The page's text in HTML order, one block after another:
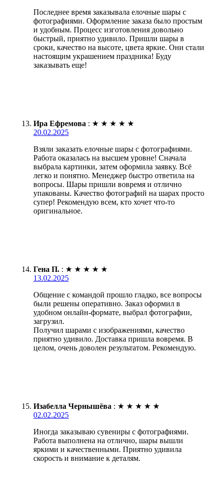
Последнее время заказывала елочные шары с
фотографиями. Оформление заказа было простым
и удобным. Процесс изготовления довольно
быстрый, приятно удивило. Пришли шары в
сроки, качество на высоте, цвета яркие. Они стали
настоящим украшением праздника! Буду
заказывать еще!
Ира Ефремова : ★ ★ ★ ★ ★
20.02.2025
Взяли заказать елочные шары с фотографиями.
Работа оказалась на высшем уровне! Сначала
выбрала картинки, затем оформила заявку. Всё
легко и понятно. Менеджер быстро ответила на
вопросы. Шары пришли вовремя и отлично
упакованы. Качество фотографий на шарах просто
супер! Рекомендую всем, кто хочет что-то
оригинальное.
Гена П. : ★ ★ ★ ★ ★
13.02.2025
Общение с командой прошло гладко, все вопросы
были решены оперативно. Заказ оформил в
удобном онлайн-формате, выбрал фотографии,
загрузил.
Получил шарами с изображениями, качество
приятно удивило. Доставка пришла вовремя. В
целом, очень доволен результатом. Рекомендую.
Изабелла Чернышёва : ★ ★ ★ ★ ★
02.02.2025
Иногда заказываю сувениры с фотографиями.
Работа выполнена на отлично, шары вышли
яркими и качественными. Приятно удивила
скорость и внимание к деталям.